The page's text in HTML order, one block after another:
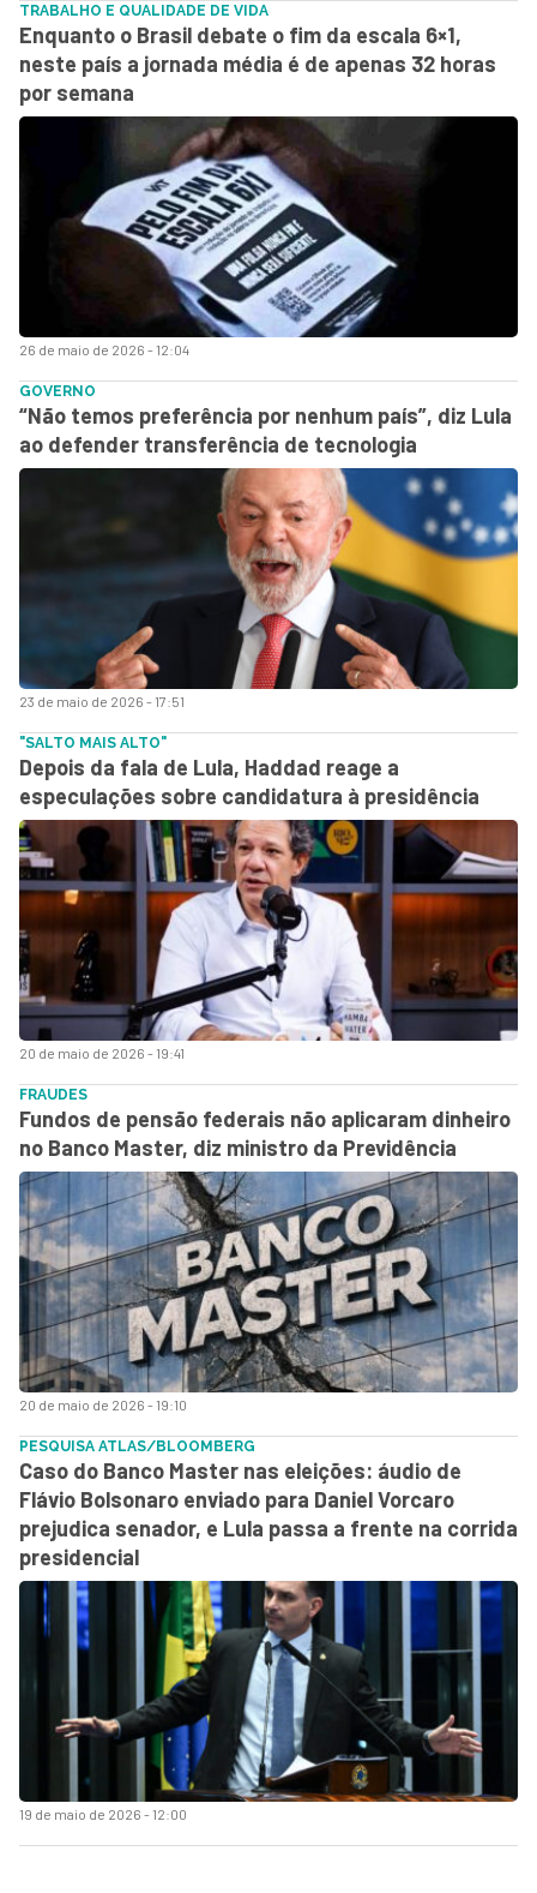
26 de maio de 2026 - 12:04
TRABALHO E QUALIDADE DE VIDA
Enquanto o Brasil debate o fim da escala 6×1,
neste país a jornada média é de apenas 32 horas
por semana
23 de maio de 2026 - 17:51
GOVERNO
“Não temos preferência por nenhum país”, diz Lula
ao defender transferência de tecnologia
20 de maio de 2026 - 19:41
"SALTO MAIS ALTO"
Depois da fala de Lula, Haddad reage a
especulações sobre candidatura à presidência
20 de maio de 2026 - 19:10
FRAUDES
Fundos de pensão federais não aplicaram dinheiro
no Banco Master, diz ministro da Previdência
19 de maio de 2026 - 12:00
PESQUISA ATLAS/BLOOMBERG
Caso do Banco Master nas eleições: áudio de
Flávio Bolsonaro enviado para Daniel Vorcaro
prejudica senador, e Lula passa a frente na corrida
presidencial